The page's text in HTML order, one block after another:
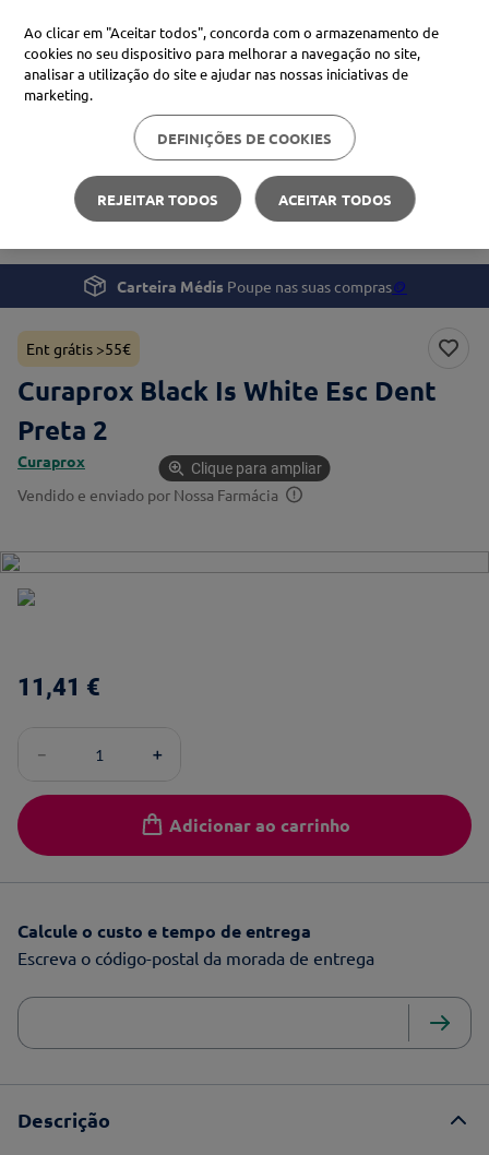
Procure no Marketplace Médis
Pesquisas mais comuns
xiaomi
4º cerave
Saúde
Saúde Oral
Curaprox Black Is White Esc Dent Preta 2
Carteira Médis Poupe nas suas compras🪙
Ent grátis >55€
Curaprox Black Is White Esc Dent
Preta 2
Curaprox
Vendido e enviado por Nossa Farmácia
Clique para ampliar
11 ,41 €
＋
－
Adicionar ao carrinho
Calcule o custo e tempo de entrega
Escreva o código-postal da morada de entrega
Descrição
Ao clicar em "Aceitar todos", concorda com o armazenamento de
cookies no seu dispositivo para melhorar a navegação no site,
analisar a utilização do site e ajudar nas nossas iniciativas de
marketing.
DEFINIÇÕES DE COOKIES
REJEITAR TODOS ACEITAR TODOS